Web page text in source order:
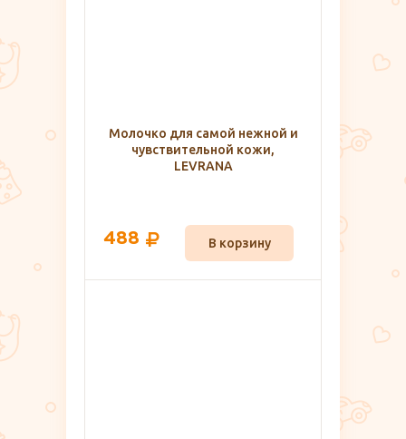
Молочко для самой нежной и
чувствительной кожи,
LEVRANA
488 В корзину